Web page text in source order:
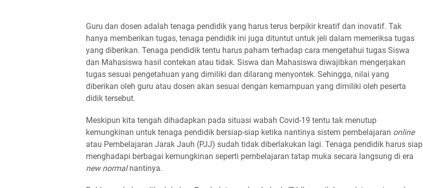
Guru dan dosen adalah tenaga pendidik yang harus terus berpikir kreatif dan inovatif. Tak
hanya memberikan tugas, tenaga pendidik ini juga dituntut untuk jeli dalam memeriksa tugas
yang diberikan. Tenaga pendidik tentu harus paham terhadap cara mengetahui tugas Siswa
dan Mahasiswa hasil contekan atau tidak. Siswa dan Mahasiswa diwajibkan mengerjakan
tugas sesuai pengetahuan yang dimiliki dan dilarang menyontek. Sehingga, nilai yang
diberikan oleh guru atau dosen akan sesuai dengan kemampuan yang dimiliki oleh peserta
didik tersebut.
Meskipun kita tengah dihadapkan pada situasi wabah Covid-19 tentu tak menutup
kemungkinan untuk tenaga pendidik bersiap-siap ketika nantinya sistem pembelajaran online
atau Pembelajaran Jarak Jauh (PJJ) sudah tidak diberlakukan lagi. Tenaga pendidik harus siap
menghadapi berbagai kemungkinan seperti pembelajaran tatap muka secara langsung di era
new normalnantinya.